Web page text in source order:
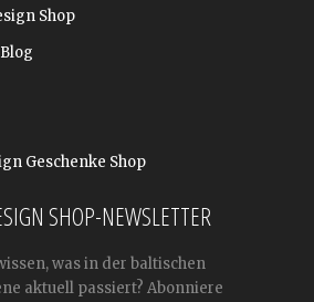
Shop
Geschenke Shop
SHOP-NEWSLETTER
was in der baltischen
aktuell passiert? Abonniere